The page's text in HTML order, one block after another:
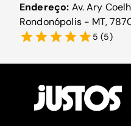
Endereço: Av. Ary
Rondonópolis - MT,
5 (5)